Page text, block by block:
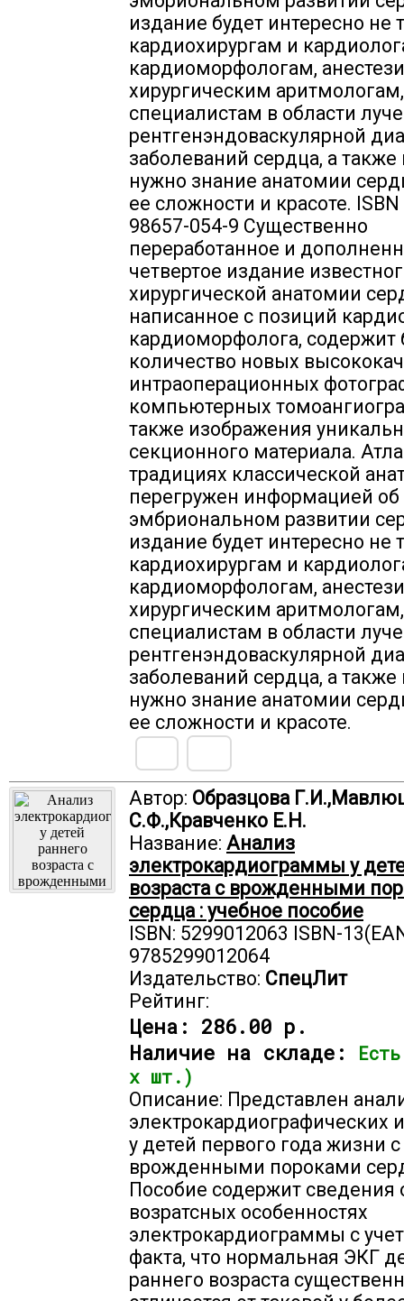
издание будет интересно не
кардиохирургам и
кардиоморфологам,
хирургическим аритмологам,
специалистам в области
рентгенэндоваскулярной
заболеваний сердца, а
нужно знание анатомии
ее сложности и красоте.
98657-054-9 Существенно
переработанное и
четвертое издание
хирургической анатомии
написанное с позиций
кардиоморфолога,
количество новых
интраоперационных
компьютерных
также изображения
секционного материала.
традициях классической
перегружен информацией об
эмбриональном развитии
издание будет интересно не
кардиохирургам и
кардиоморфологам,
хирургическим аритмологам,
специалистам в области
рентгенэндоваскулярной
заболеваний сердца, а
нужно знание анатомии
ее сложности и красоте.
Автор: Образцова
С.Ф.,Кравченко Е.Н.
Название: Анализ
электрокардиограммы у
возраста с врожденными
сердца : учебное пособие
ISBN: 5299012063 ISBN-
9785299012064
Издательство: СпецЛит
Рейтинг:
Цена: 286.00 р.
Наличие на складе:
х шт.)
Описание: Представлен
электрокардиографических
у детей первого года жизни с
врожденными пороками
Пособие содержит сведения
возратсных особенностях
электрокардиограммы с
факта, что нормальная ЭКГ
раннего возраста